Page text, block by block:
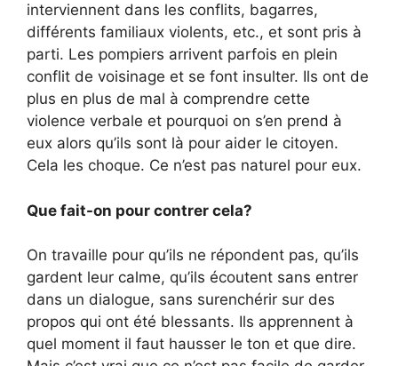
interviennent dans les conflits, bagarres,
différents familiaux violents, etc., et sont pris à
parti. Les pompiers arrivent parfois en plein
conflit de voisinage et se font insulter. Ils ont de
plus en plus de mal à comprendre cette
violence verbale et pourquoi on s’en prend à
eux alors qu’ils sont là pour aider le citoyen.
Cela les choque. Ce n’est pas naturel pour eux.
Que fait-on pour contrer cela?
On travaille pour qu’ils ne répondent pas, qu’ils
gardent leur calme, qu’ils écoutent sans entrer
dans un dialogue, sans surenchérir sur des
propos qui ont été blessants. Ils apprennent à
quel moment il faut hausser le ton et que dire.